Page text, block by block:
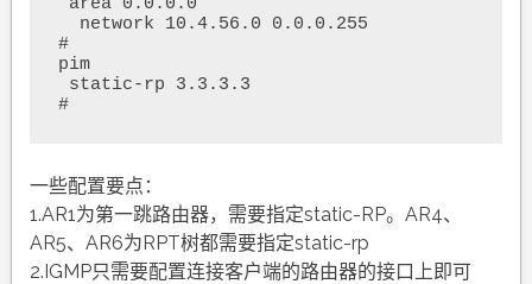
#
pim
#
一些配置要点：
1.AR1为第一跳路由器，需要指定static-RP。AR4、
AR5、AR6为RPT树都需要指定static-rp
2.IGMP只需要配置连接客户端的路由器的接口上即可